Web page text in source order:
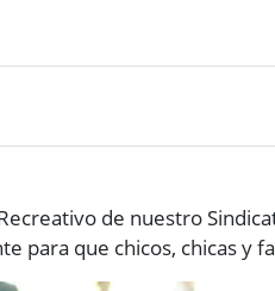
de nuestro
para que chicos, chicas y